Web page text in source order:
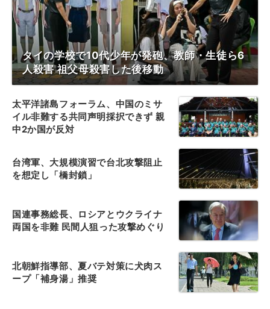
タイの学校で10代少年が発砲、教師・生徒ら6
人殺害 祖父母殺害した後移動
太平洋諸島フォーラム、中国のミサ
イル非難する共同声明採択できず 親
中2か国が反対
台湾軍、大規模演習で台北攻撃阻止
を想定し「橋封鎖」
国連事務総長、ロシアとウクライナ
両国を非難 民間人狙った攻撃めぐり
北朝鮮指導部、夏バテ対策に犬肉ス
ープ「補身湯」推奨